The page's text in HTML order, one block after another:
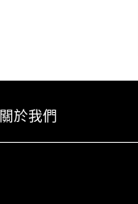
關於我們